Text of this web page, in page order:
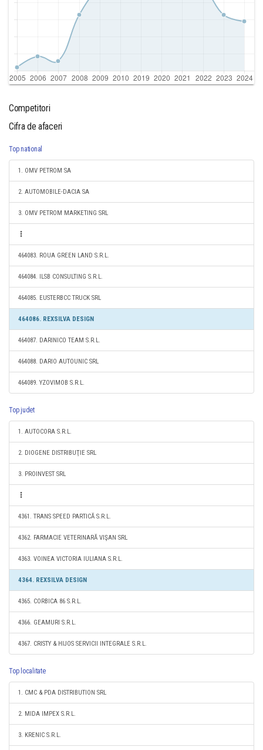
Competitori
Cifra de afaceri
Top national
1. OMV PETROM SA
2. AUTOMOBILE-DACIA SA
3. OMV PETROM MARKETING SRL
464083. ROUA GREEN LAND S.R.L.
464084. ILSB CONSULTING S.R.L.
464085. EUSTERBCC TRUCK SRL
464086. REXSILVA DESIGN
464087. DARINICO TEAM S.R.L.
464088. DARIO AUTOUNIC SRL
464089. YZOVIMOB S.R.L.
Top judet
1. AUTOCORA S.R.L.
2. DIOGENE DISTRIBUŢIE SRL
3. PROINVEST SRL
4361. TRANS SPEED PARTICĂ S.R.L.
4362. FARMACIE VETERINARĂ VIŞAN SRL
4363. VOINEA VICTORIA IULIANA S.R.L.
4364. REXSILVA DESIGN
4365. CORBICA 86 S.R.L.
4366. GEAMURI S.R.L.
4367. CRISTY & HIJOS SERVICII INTEGRALE S.R.L.
Top localitate
1. CMC & PDA DISTRIBUTION SRL
2. MIDA IMPEX S.R.L.
3. KRENIC S.R.L.